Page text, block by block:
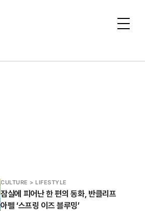
CULTURE > LIFESTYLE
잠실에 피어난 한 편의 동화, 반클리프
아펠 ‘스프링 이즈 블루밍’